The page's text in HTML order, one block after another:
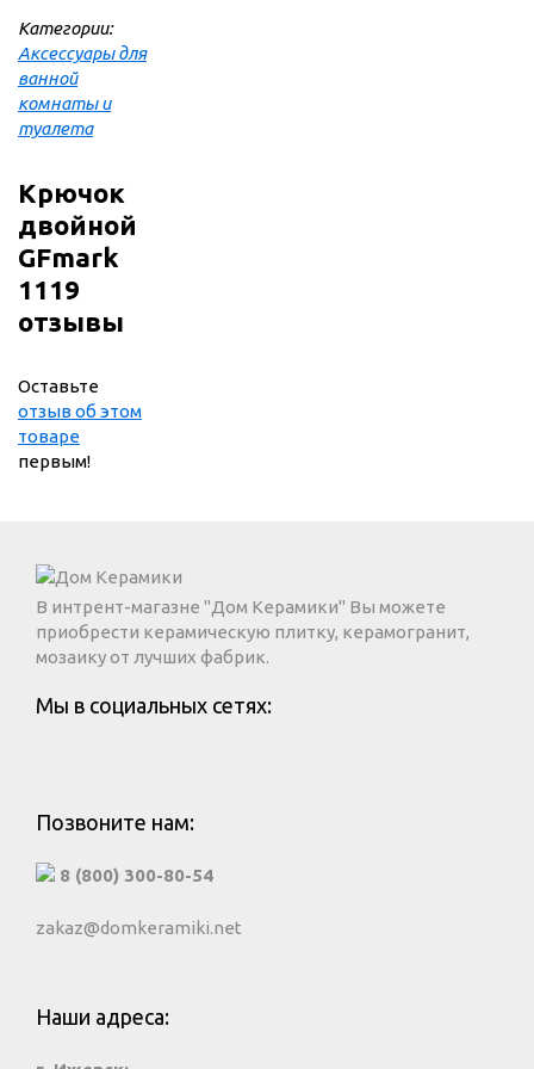
Категории:
Аксессуары для
ванной
комнаты и
туалета
Крючок
двойной
GFmark
1119
отзывы
Оставьте
отзыв об этом
товаре
первым!
В интрент-магазне "Дом Керамики" Вы можете
приобрести керамическую плитку, керамогранит,
мозаику от лучших фабрик.
Мы в социальных сетях:
Позвоните нам:
8 (800) 300-80-54
zakaz@domkeramiki.net
Наши адреса: